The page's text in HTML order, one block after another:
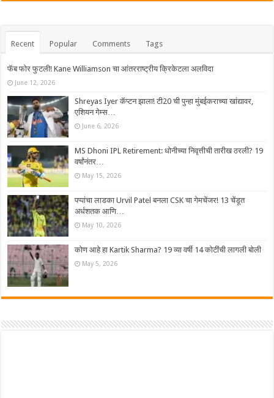
Recent Popular Comments Tags
फॅब फोर फुटली! Kane Williamson चा आंतरराष्ट्रीय क्रिकेटला अलविदा
June 12, 2026
Shreyas Iyer कॅप्टन झाला! टी20 ची पुन्हा मुंबईकराच्या खांद्यावर,
एशियन गेम्स…
June 6, 2026
MS Dhoni IPL Retirement: धोनीच्या निवृत्तीची तारीख ठरली? 19
वर्षांनंतर…
May 15, 2026
पप्पांचा लाडका Urvil Patel बनला CSK चा गेमचेंजर! 13 चेंडूत
अर्धशतक आणि…
May 10, 2026
कोण आहे हा Kartik Sharma? 19 व्या वर्षी 14 कोटींची लागली बोली
May 5, 2026